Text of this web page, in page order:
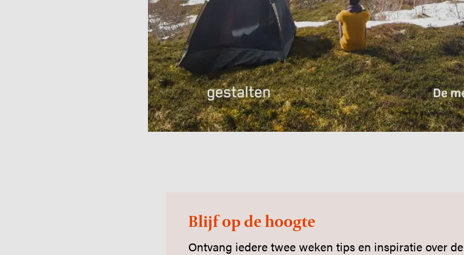
Blijf op de hoogte
Ontvang iedere twee weken tips en inspiratie over de